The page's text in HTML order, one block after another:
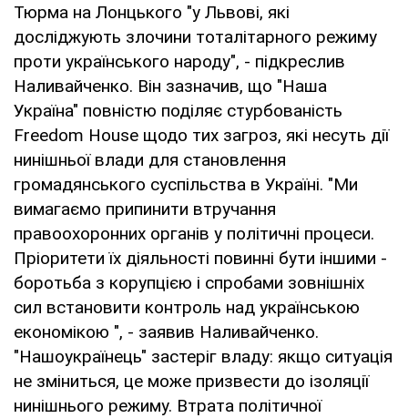
Тюрма на Лонцького "у Львові, які
досліджують злочини тоталітарного режиму
проти українського народу", - підкреслив
Наливайченко. Він зазначив, що "Наша
Україна" повністю поділяє стурбованість
Freedom House щодо тих загроз, які несуть дії
нинішньої влади для становлення
громадянського суспільства в Україні. "Ми
вимагаємо припинити втручання
правоохоронних органів у політичні процеси.
Пріоритети їх діяльності повинні бути іншими -
боротьба з корупцією і спробами зовнішніх
сил встановити контроль над українською
економікою ", - заявив Наливайченко.
"Нашоукраїнець" застеріг владу: якщо ситуація
не зміниться, це може призвести до ізоляції
нинішнього режиму. Втрата політичної